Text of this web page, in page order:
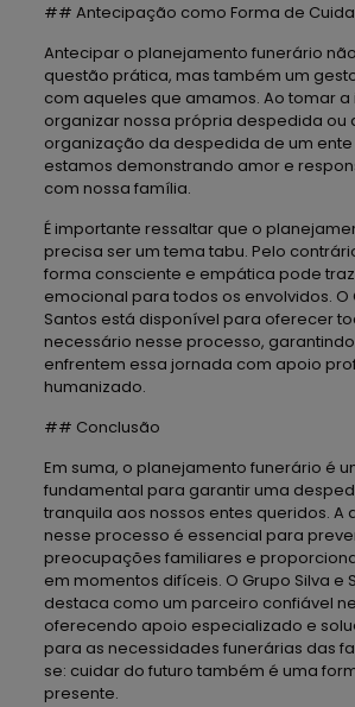
## Antecipação como Forma de
Antecipar o planejamento funerário
questão prática, mas também um
com aqueles que amamos. Ao tomar a
organizar nossa própria despedida ou
organização da despedida de um
estamos demonstrando amor e
com nossa família.
É importante ressaltar que o
precisa ser um tema tabu. Pelo
forma consciente e empática pode
emocional para todos os envolvidos. O
Santos está disponível para oferecer
necessário nesse processo,
enfrentem essa jornada com apoio
humanizado.
## Conclusão
Em suma, o planejamento funerário é
fundamental para garantir uma
tranquila aos nossos entes queridos. A
nesse processo é essencial para
preocupações familiares e
em momentos difíceis. O Grupo Silva e
destaca como um parceiro confiável
oferecendo apoio especializado e
para as necessidades funerárias das
se: cuidar do futuro também é uma
presente.